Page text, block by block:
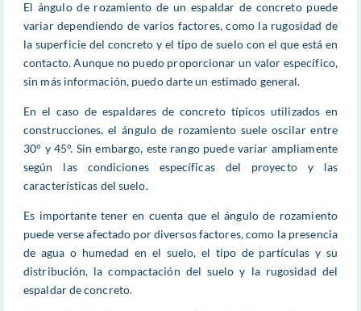
El ángulo de rozamiento de un espaldar de concreto puede
variar dependiendo de varios factores, como la rugosidad de
la superficie del concreto y el tipo de suelo con el que está en
contacto. Aunque no puedo proporcionar un valor específico,
sin más información, puedo darte un estimado general.
En el caso de espaldares de concreto típicos utilizados en
construcciones, el ángulo de rozamiento suele oscilar entre
30° y 45°. Sin embargo, este rango puede variar ampliamente
según las condiciones específicas del proyecto y las
características del suelo.
Es importante tener en cuenta que el ángulo de rozamiento
puede verse afectado por diversos factores, como la presencia
de agua o humedad en el suelo, el tipo de partículas y su
distribución, la compactación del suelo y la rugosidad del
espaldar de concreto.